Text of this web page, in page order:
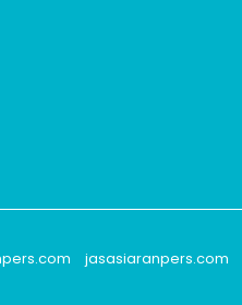
jasasiaranpers.com